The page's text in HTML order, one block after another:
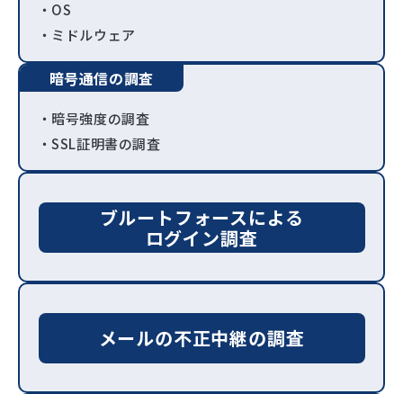
・OS
・ミドルウェア
暗号通信の調査
・暗号強度の調査
・SSL証明書の調査
ブルートフォースによる
ログイン調査
メールの不正中継の調査